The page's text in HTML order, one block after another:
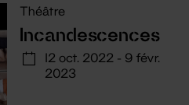
Théâtre
Incandescences
12 oct. 2022 - 9 févr.
2023